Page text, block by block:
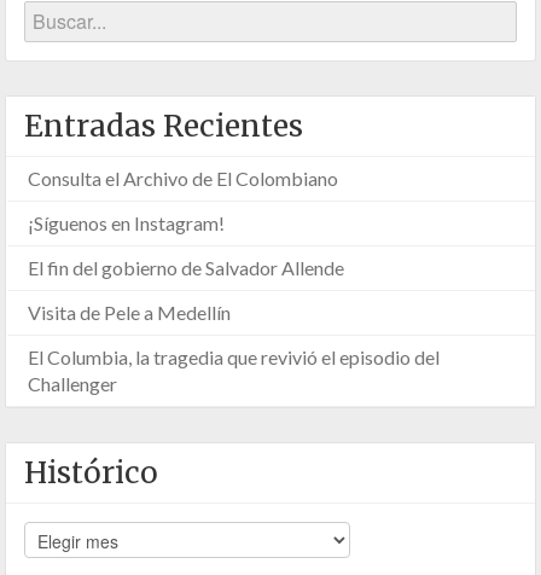
Entradas Recientes
Consulta el Archivo de El Colombiano
¡Síguenos en Instagram!
El fin del gobierno de Salvador Allende
Visita de Pele a Medellín
El Columbia, la tragedia que revivió el episodio del
Challenger
Histórico